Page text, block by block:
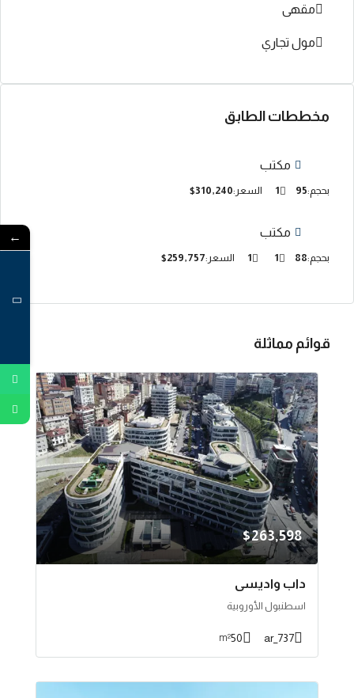
مقهى
مول تجاري
مخططات الطابق
مكتب
بحجم:95
1 السعر:$310,240
مكتب
بحجم:88
1
1 السعر:$259,757
قوائم مماثلة
$263,598
داب واديسي
اسطنبول الأوروبية
737_ar
50
m²
←